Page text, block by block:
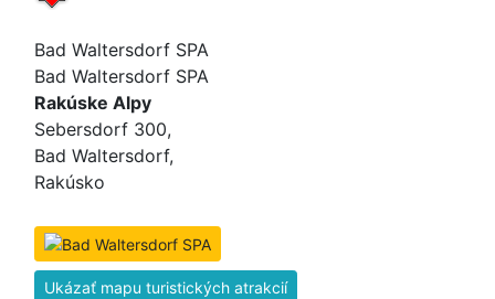
Bad Waltersdorf SPA
Bad Waltersdorf SPA
Rakúske Alpy
Sebersdorf 300,
Bad Waltersdorf,
Rakúsko
Ukázať mapu turistických atrakcií